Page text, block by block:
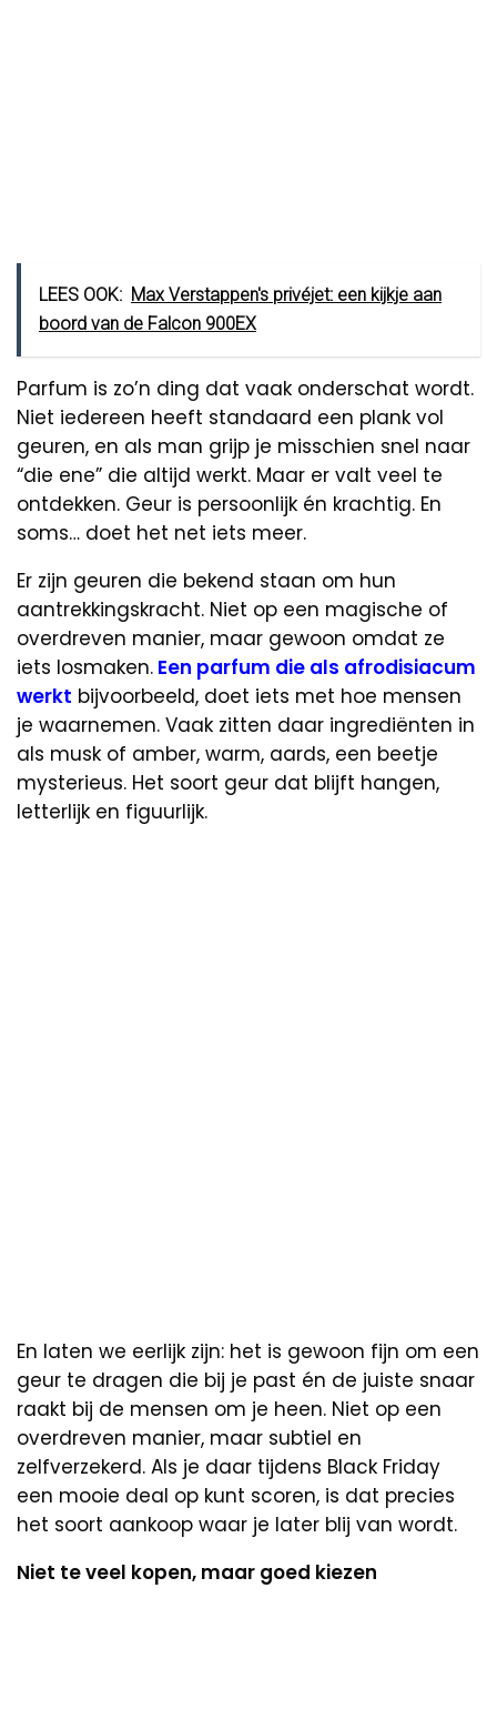
LEES OOK: Max Verstappen's privéjet: een kijkje aan
boord van de Falcon 900EX
Parfum is zo’n ding dat vaak onderschat wordt.
Niet iedereen heeft standaard een plank vol
geuren, en als man grijp je misschien snel naar
“die ene” die altijd werkt. Maar er valt veel te
ontdekken. Geur is persoonlijk én krachtig. En
soms… doet het net iets meer.
Er zijn geuren die bekend staan om hun
aantrekkingskracht. Niet op een magische of
overdreven manier, maar gewoon omdat ze
iets losmaken. Een parfum die als afrodisiacum
werkt bijvoorbeeld, doet iets met hoe mensen
je waarnemen. Vaak zitten daar ingrediënten in
als musk of amber, warm, aards, een beetje
mysterieus. Het soort geur dat blijft hangen,
letterlijk en figuurlijk.
En laten we eerlijk zijn: het is gewoon fijn om een
geur te dragen die bij je past én de juiste snaar
raakt bij de mensen om je heen. Niet op een
overdreven manier, maar subtiel en
zelfverzekerd. Als je daar tijdens Black Friday
een mooie deal op kunt scoren, is dat precies
het soort aankoop waar je later blij van wordt.
Niet te veel kopen, maar goed kiezen